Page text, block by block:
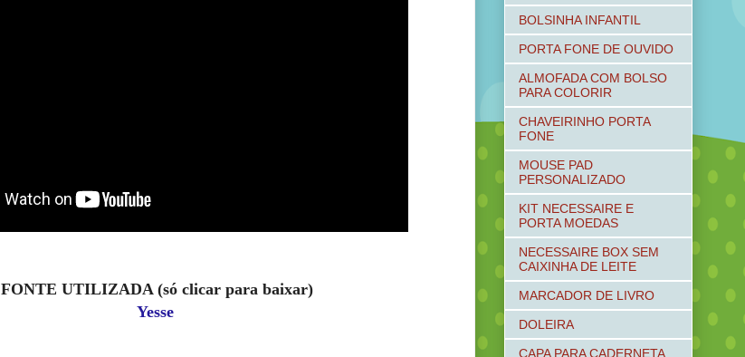
FONTE UTILIZADA (só clicar para baixar)
Yesse
BOLSINHA INFANTIL
PORTA FONE DE OUVIDO
ALMOFADA COM BOLSO
PARA COLORIR
CHAVEIRINHO PORTA
FONE
MOUSE PAD
PERSONALIZADO
KIT NECESSAIRE E
PORTA MOEDAS
NECESSAIRE BOX SEM
CAIXINHA DE LEITE
MARCADOR DE LIVRO
DOLEIRA
CAPA PARA CADERNETA